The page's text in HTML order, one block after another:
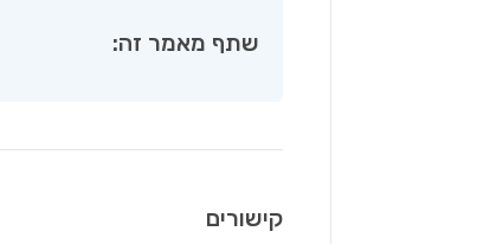
שתף מאמר זה:
קישורים